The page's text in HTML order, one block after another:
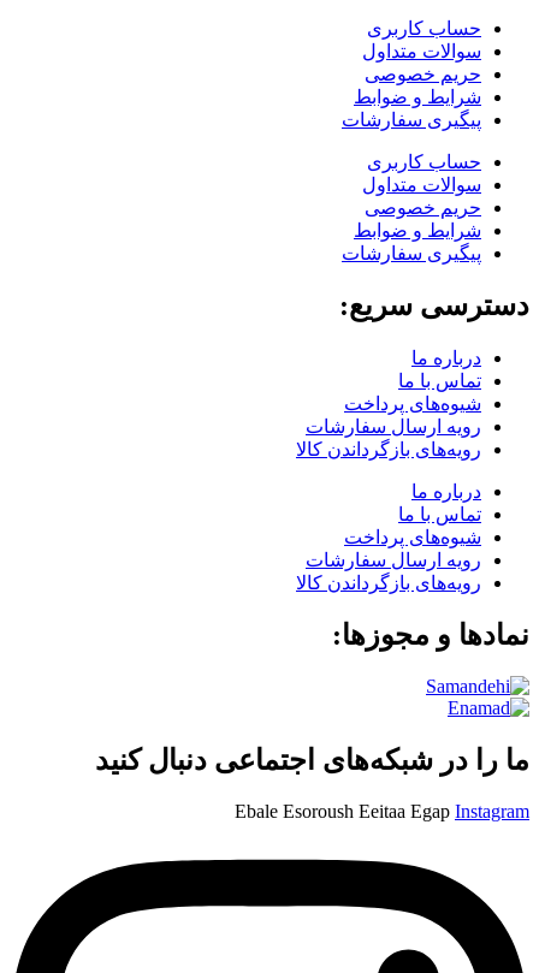
حساب کاربری
سوالات متداول
حریم خصوصی
شرایط و ضوابط
پیگیری سفارشات
حساب کاربری
سوالات متداول
حریم خصوصی
شرایط و ضوابط
پیگیری سفارشات
دسترسی سریع:
درباره ما
تماس با ما
شیوه‌های پرداخت
رویه ارسال سفارشات
رویه‌های بازگرداندن کالا
درباره ما
تماس با ما
شیوه‌های پرداخت
رویه ارسال سفارشات
رویه‌های بازگرداندن کالا
نمادها و مجوزها:
ما را در شبکه‌های اجتماعی دنبال کنید
Ebale Esoroush Eeitaa Egap Instagram